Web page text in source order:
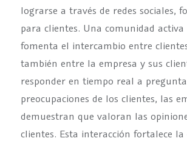
lograrse a través de redes sociales,
para clientes. Una comunidad activa
fomenta el intercambio entre
también entre la empresa y sus
responder en tiempo real a
preocupaciones de los clientes, las
demuestran que valoran las
clientes. Esta interacción fortalece la